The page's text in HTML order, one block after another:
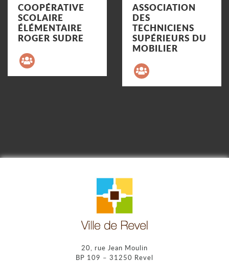
COOPÉRATIVE
SCOLAIRE
ÉLÉMENTAIRE
ROGER SUDRE
ASSOCIATION
DES
TECHNICIENS
SUPÉRIEURS DU
MOBILIER
20, rue Jean Moulin
BP 109 – 31250 Revel